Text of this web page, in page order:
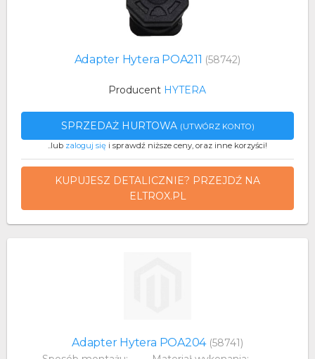
Adapter Hytera POA211 (58742)
Producent HYTERA
SPRZEDAŻ HURTOWA (UTWÓRZ KONTO)
..lub zaloguj się i sprawdź niższe ceny, oraz inne korzyści!
KUPUJESZ DETALICZNIE? PRZEJDŹ NA
ELTROX.PL
Adapter Hytera POA204 (58741)